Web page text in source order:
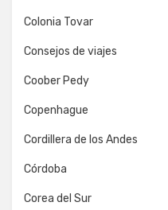
Colonia Tovar
Consejos de viajes
Coober Pedy
Copenhague
Cordillera de los Andes
Córdoba
Corea del Sur